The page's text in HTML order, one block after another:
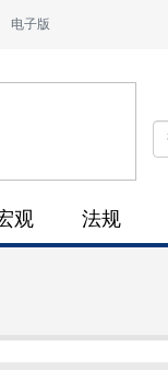
电子版
观 法规